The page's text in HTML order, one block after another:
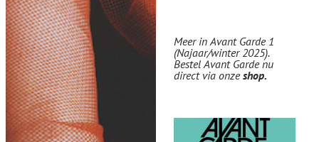
Meer in Avant Garde 1
(Najaar/winter 2025).
Bestel Avant Garde nu
direct via onzeshop.